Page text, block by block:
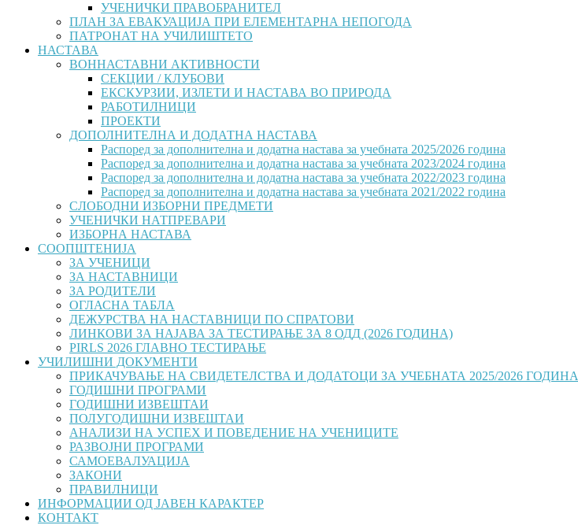
УЧЕНИЧКИ ПРАВОБРАНИТЕЛ
ПЛАН ЗА ЕВАКУАЦИЈА ПРИ ЕЛЕМЕНТАРНА НЕПОГОДА
ПАТРОНАТ НА УЧИЛИШТЕТО
НАСТАВА
ВОННАСТАВНИ АКТИВНОСТИ
СЕКЦИИ / КЛУБОВИ
ЕКСКУРЗИИ, ИЗЛЕТИ И НАСТАВА ВО ПРИРОДА
РАБОТИЛНИЦИ
ПРОЕКТИ
ДОПОЛНИТЕЛНА И ДОДАТНА НАСТАВА
Распоред за дополнителна и додатна настава за учебната 2025/2026 година
Распоред за дополнителна и додатна настава за учебната 2023/2024 година
Распоред за дополнителна и додатна настава за учебната 2022/2023 година
Распоред за дополнителна и додатна настава за учебната 2021/2022 година
СЛОБОДНИ ИЗБОРНИ ПРЕДМЕТИ
УЧЕНИЧКИ НАТПРЕВАРИ
ИЗБОРНА НАСТАВА
СООПШТЕНИЈА
ЗА УЧЕНИЦИ
ЗА НАСТАВНИЦИ
ЗА РОДИТЕЛИ
ОГЛАСНА ТАБЛА
ДЕЖУРСТВА НА НАСТАВНИЦИ ПО СПРАТОВИ
ЛИНКОВИ ЗА НАЈАВА ЗА ТЕСТИРАЊЕ ЗА 8 ОДД (2026 ГОДИНА)
PIRLS 2026 ГЛАВНО ТЕСТИРАЊЕ
УЧИЛИШНИ ДОКУМЕНТИ
ПРИКАЧУВАЊЕ НА СВИДЕТЕЛСТВА И ДОДАТОЦИ ЗА УЧЕБНАТА 2025/2026 ГОДИНА
ГОДИШНИ ПРОГРАМИ
ГОДИШНИ ИЗВЕШТАИ
ПОЛУГОДИШНИ ИЗВЕШТАИ
АНАЛИЗИ НА УСПЕХ И ПОВЕДЕНИЕ НА УЧЕНИЦИТЕ
РАЗВОЈНИ ПРОГРАМИ
САМОЕВАЛУАЦИЈА
ЗАКОНИ
ПРАВИЛНИЦИ
ИНФОРМАЦИИ ОД ЈАВЕН КАРАКТЕР
КОНТАКТ